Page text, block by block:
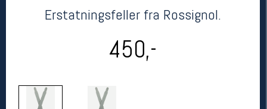
Erstatningsfeller fra Rossignol.
450,-
kr 450